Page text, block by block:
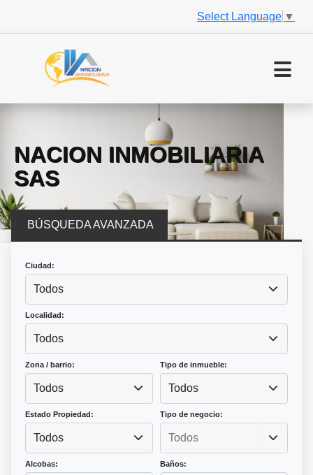
Select Language ▼
NACION INMOBILIARIA
SAS
BÚSQUEDA AVANZADA
Ciudad:
Todos
Localidad:
Todos
Zona / barrio:
Todos
Tipo de inmueble:
Todos
Estado Propiedad:
Todos
Tipo de negocio:
Alcobas: Baños: